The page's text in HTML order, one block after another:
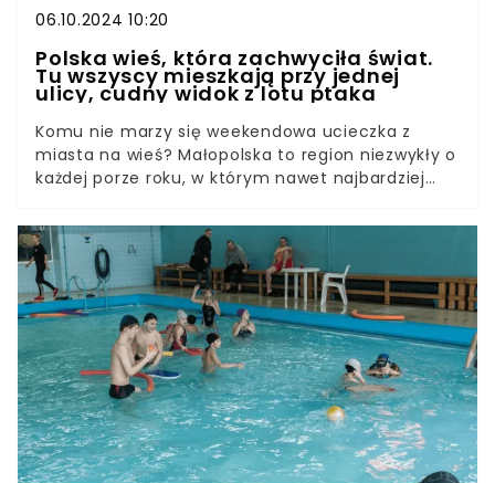
06.10.2024 10:20
Polska wieś, która zachwyciła świat.
Tu wszyscy mieszkają przy jednej
ulicy, cudny widok z lotu ptaka
Komu nie marzy się weekendowa ucieczka z
miasta na wieś? Małopolska to region niezwykły o
każdej porze roku, w którym nawet najbardziej
właśnie tam znajduje się wyjątkowa pod
względem geograficznym wieś Sułoszowa. Znana
jest z nietypowego ułożenia pól, które z lotu
ptaka urzekają swoim urokiem. To miejsce, w
którym czas nieco inaczej płynie, a otaczająca
przyroda wprawia mieszkańców w dobry nastrój.